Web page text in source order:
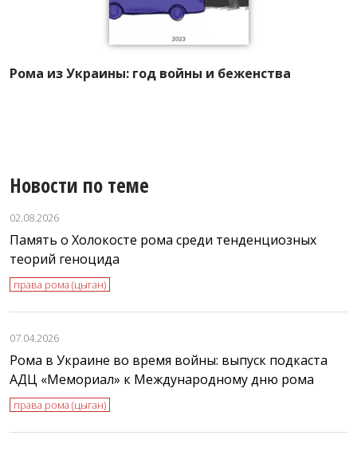
Рома из Украины: год войны и беженства
Новости по теме
02.08.2026
Память о Холокосте рома среди тенденциозных
теорий геноцида
права рома (цыган)
07.04.2026
Рома в Украине во время войны: выпуск подкаста
АДЦ «Мемориал» к Международному дню рома
права рома (цыган)